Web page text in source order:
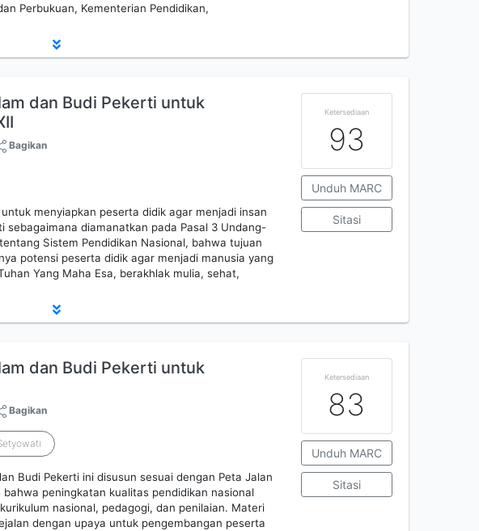
Perbukuan, Kementerian Pendidikan,
dan Budi Pekerti untuk
Bagikan
menyiapkan peserta didik agar menjadi insan
sebagaimana diamanatkan pada Pasal 3 Undang-
Sistem Pendidikan Nasional, bahwa tujuan
potensi peserta didik agar menjadi manusia yang
Yang Maha Esa, berakhlak mulia, sehat,
Ketersediaan
93
Unduh MARC
Sitasi
dan Budi Pekerti untuk
Bagikan
Budi Pekerti ini disusun sesuai dengan Peta Jalan
bahwa peningkatan kualitas pendidikan nasional
nasional, pedagogi, dan penilaian. Materi
dengan upaya untuk pengembangan peserta
Ketersediaan
83
Unduh MARC
Sitasi